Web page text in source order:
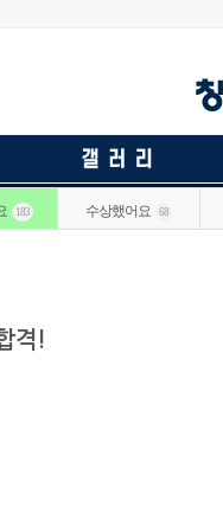
183 수상했어요 68
격!